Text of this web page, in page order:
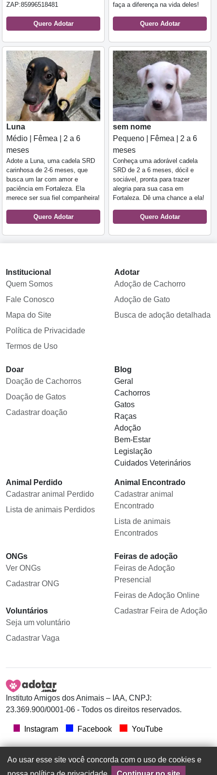
ZAP:85996518481
Quero Adotar
faça a diferença na vida deles!
Quero Adotar
Luna
Médio | Fêmea | 2 a 6
meses
Adote a Luna, uma cadela SRD
carinhosa de 2-6 meses, que
busca um lar com amor e
paciência em Fortaleza. Ela
merece ser sua fiel companheira!
Quero Adotar
sem nome
Pequeno | Fêmea | 2 a 6
meses
Conheça uma adorável cadela
SRD de 2 a 6 meses, dócil e
sociável, pronta para trazer
alegria para sua casa em
Fortaleza. Dê uma chance a ela!
Quero Adotar
Institucional
Quem Somos
Fale Conosco
Mapa do Site
Política de Privacidade
Termos de Uso
Adotar
Adoção de Cachorro
Adoção de Gato
Busca de adoção detalhada
Doar
Doação de Cachorros
Doação de Gatos
Cadastrar doação
Blog
Geral
Cachorros
Gatos
Raças
Adoção
Bem-Estar
Legislação
Cuidados Veterinários
Animal Perdido
Cadastrar animal Perdido
Lista de animais Perdidos
Animal Encontrado
Cadastrar animal
Encontrado
Lista de animais
Encontrados
ONGs
Ver ONGs
Cadastrar ONG
Voluntários
Seja um voluntário
Cadastrar Vaga
Feiras de adoção
Feiras de Adoção
Presencial
Feiras de Adoção Online
Cadastrar Feira de Adoção
Instituto Amigos dos Animais – IAA, CNPJ:
23.369.900/0001-06 - Todos os direitos reservados.
Instagram Facebook YouTube
Ao usar esse site você concorda com o uso de cookies e